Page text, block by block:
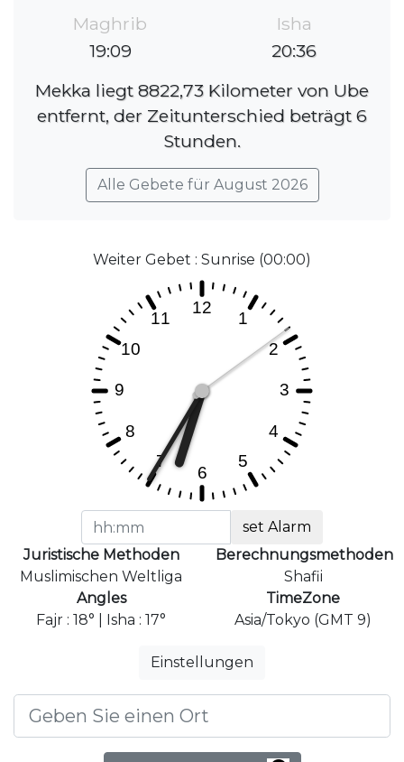
Maghrib
19:09
Isha
20:36
Mekka liegt 8822,73 Kilometer von Ube
entfernt, der Zeitunterschied beträgt 6
Stunden.
Alle Gebete für August 2026
Weiter Gebet : Sunrise (00:00)
set Alarm
Juristische Methoden
Muslimischen Weltliga
Berechnungsmethoden
Shafii
Angles
Fajr : 18° | Isha : 17°
TimeZone
Asia/Tokyo (GMT 9)
Einstellungen